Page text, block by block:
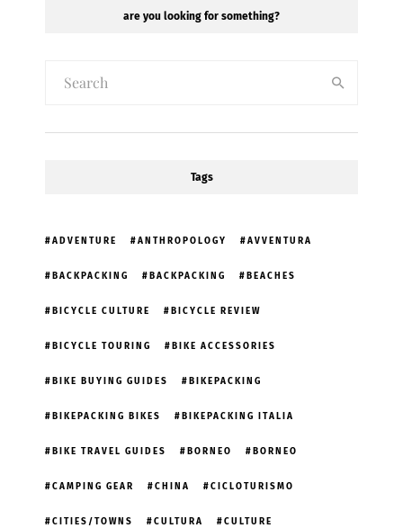
are you looking for something?
Tags
ADVENTURE ANTHROPOLOGY AVVENTURA
BACKPACKING BACKPACKING BEACHES
BICYCLE CULTURE BICYCLE REVIEW
BICYCLE TOURING BIKE ACCESSORIES
BIKE BUYING GUIDES BIKEPACKING
BIKEPACKING BIKES BIKEPACKING ITALIA
BIKE TRAVEL GUIDES BORNEO BORNEO
CAMPING GEAR CHINA CICLOTURISMO
CITIES/TOWNS CULTURA CULTURE